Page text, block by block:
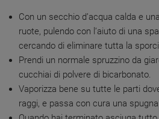
Con un secchio d’acqua calda e
ruote, pulendo con l’aiuto di una
cercando di eliminare tutta la
Prendi un normale spruzzino da
cucchiai di polvere di bicarbonato.
Vaporizza bene su tutte le parti
raggi, e passa con cura una